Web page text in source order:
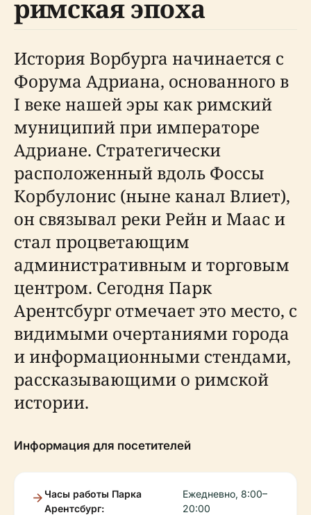
римская эпоха
История Ворбурга начинается с
Форума Адриана, основанного в
I веке нашей эры как римский
муниципий при императоре
Адриане. Стратегически
расположенный вдоль Фоссы
Корбулонис (ныне канал Влиет),
он связывал реки Рейн и Маас и
стал процветающим
административным и торговым
центром. Сегодня Парк
Арентсбург отмечает это место, с
видимыми очертаниями города
и информационными стендами,
рассказывающими о римской
истории.
Информация для посетителей
Часы работы Парка
Арентсбург:
Ежедневно, 8:00–
20:00